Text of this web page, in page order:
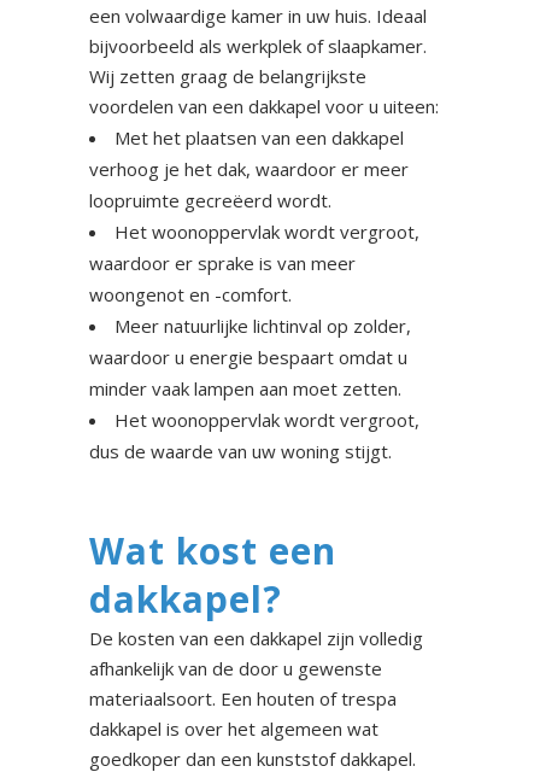
een volwaardige kamer in uw huis. Ideaal
bijvoorbeeld als werkplek of slaapkamer.
Wij zetten graag de belangrijkste
voordelen van een dakkapel voor u uiteen:
Met het plaatsen van een dakkapel
verhoog je het dak, waardoor er meer
loopruimte gecreëerd wordt.
Het woonoppervlak wordt vergroot,
waardoor er sprake is van meer
woongenot en -comfort.
Meer natuurlijke lichtinval op zolder,
waardoor u energie bespaart omdat u
minder vaak lampen aan moet zetten.
Het woonoppervlak wordt vergroot,
dus de waarde van uw woning stijgt.
Wat kost een
dakkapel?
De kosten van een dakkapel zijn volledig
afhankelijk van de door u gewenste
materiaalsoort. Een houten of trespa
dakkapel is over het algemeen wat
goedkoper dan een kunststof dakkapel.